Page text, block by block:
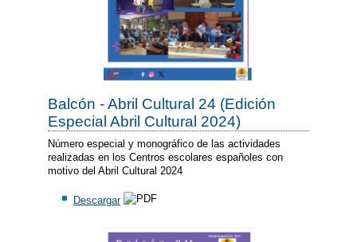
Balcón - Abril Cultural 24 (Edición
Especial Abril Cultural 2024)
Número especial y monográfico de las actividades
realizadas en los Centros escolares españoles con
motivo del Abril Cultural 2024
Descargar